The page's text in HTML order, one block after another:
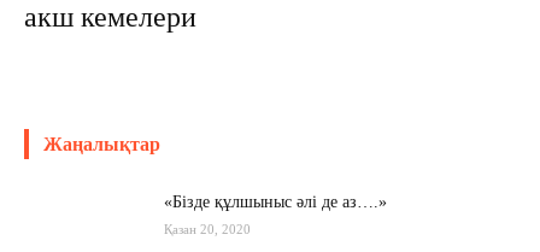
акш кемелери
Жаңалықтар
«Бізде құлшыныс әлі де аз….»
Қазан 20, 2020